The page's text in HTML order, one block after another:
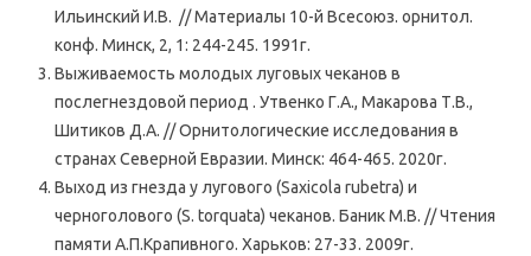
Ильинский И.В. // Материалы 10-й Всесоюз. орнитол.
конф. Минск, 2, 1: 244-245. 1991г.
Выживаемость молодых луговых чеканов в
послегнездовой период . Утвенко Г.А., Макарова Т.В.,
Шитиков Д.А. // Орнитологические исследования в
странах Северной Евразии. Минск: 464-465. 2020г.
Выход из гнезда у лугового (Saxicola rubetra) и
черноголового (S. torquata) чеканов. Баник М.В. // Чтения
памяти А.П.Крапивного. Харьков: 27-33. 2009г.